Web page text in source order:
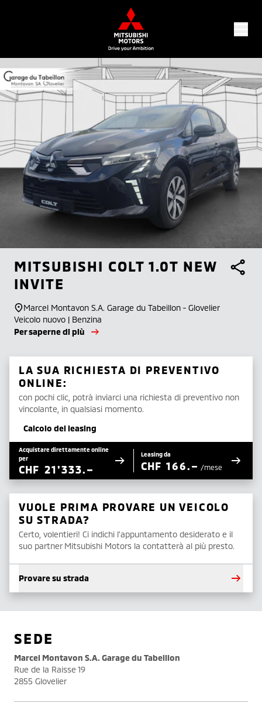
MITSUBISHI COLT 1.0T NEW
INVITE
Marcel Montavon S.A. Garage du Tabeillon - Glovelier
Veicolo nuovo | Benzina
Per saperne di più
LA SUA RICHIESTA DI PREVENTIVO
ONLINE:
con pochi clic, potrà inviarci una richiesta di preventivo non
vincolante, in qualsiasi momento.
Calcolo del leasing
Acquistare direttamente online
per
CHF 21'333.–
Leasing da
CHF 166.– /mese
VUOLE PRIMA PROVARE UN VEICOLO
SU STRADA?
Certo, volentieri! Ci indichi l'appuntamento desiderato e il
suo partner Mitsubishi Motors la contatterà al più presto.
Provare su strada
SEDE
Marcel Montavon S.A. Garage du Tabeillon
Rue de la Raisse 19
2855 Glovelier